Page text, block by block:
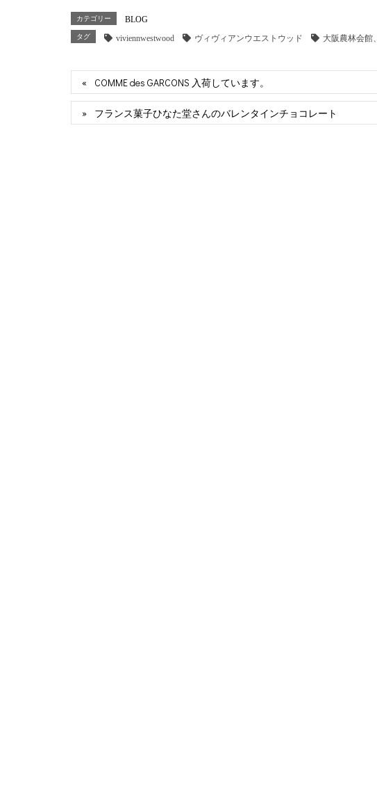
カテゴリー BLOG
タグ viviennwestwood ヴィヴィアンウエストウッド 大阪農林会館、
COMME des GARCONS 入荷しています。
フランス菓子ひなた堂さんのバレンタインチョコレート